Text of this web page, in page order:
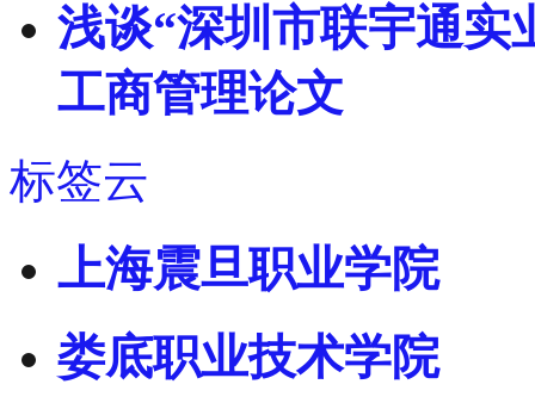
浅谈“深圳市联宇通实
工商管理论文
标签云
上海震旦职业学院
娄底职业技术学院